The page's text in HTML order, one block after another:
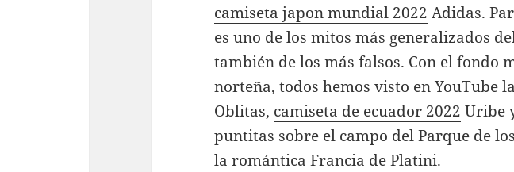
camiseta japon mundial 2022 Adidas.
es uno de los mitos más generalizados
también de los más falsos. Con el fondo
norteña, todos hemos visto en YouTube
Oblitas, camiseta de ecuador 2022 Uribe
puntitas sobre el campo del Parque de
la romántica Francia de Platini.